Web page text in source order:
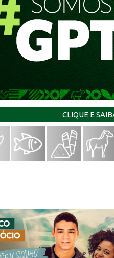
CLIQUE E